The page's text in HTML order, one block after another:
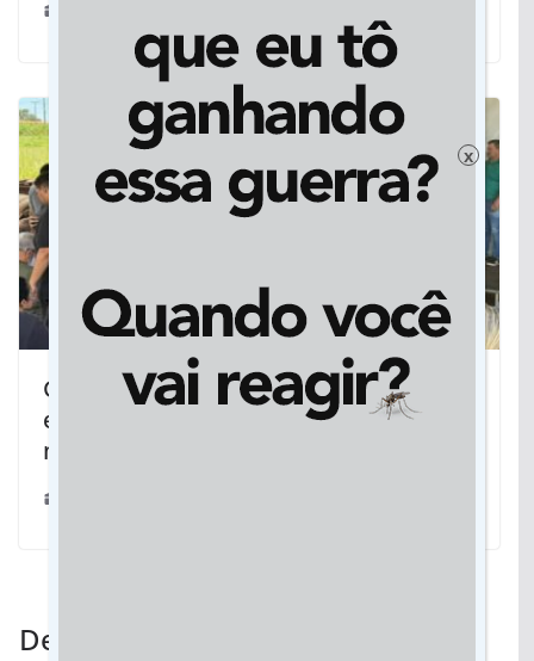
Governo de MS amplia investimentos
em Iguatemi e reforça presença nos
municípios
Deixe um comentário
x